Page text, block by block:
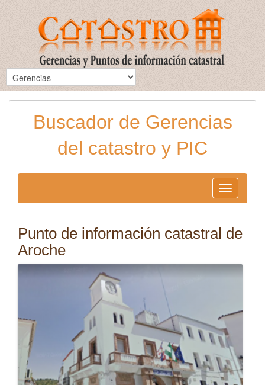
Buscador de Gerencias
del catastro y PIC
Toggle
navigation
Punto de información catastral de
Aroche